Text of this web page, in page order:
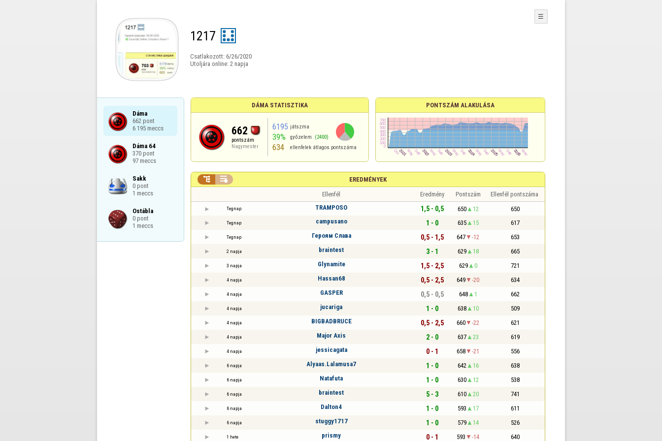
1217
Csatlakozott: 6/26/2020
Utoljára online: 2 napja
☰
Dáma
662 pont
6 195 meccs
Dáma 64
370 pont
97 meccs
Sakk
0 pont
1 meccs
Ostábla
0 pont
1 meccs
DÁMA STATISZTIKA
662
pontszám
Nagymester
6195 játszma
39% győzelem (2400)
634 ellenfelek átlagos pontszáma
PONTSZÁM ALAKULÁSA
EREDMÉNYEK
 
Ellenfél Eredmény Pontszám Ellenfél pontszáma
Tegnap TRAMPOSO 1,5 - 0,5 650 12 650
Tegnap campusano 1 - 0 635 15 617
Tegnap Героям Слава 0,5 - 1,5 647 -12 653
2 napja braintest 3 - 1 629 18 665
3 napja Glynamite 1,5 - 2,5 629 0 721
4 napja Hassan68 0,5 - 2,5 649 -20 634
4 napja GASPER 0,5 - 0,5 648 1 662
4 napja jucariga 1 - 0 638 10 509
4 napja BIGBADBRUCE 0,5 - 2,5 660 -22 621
4 napja Major Axis 2 - 0 637 23 619
4 napja jessicagata 0 - 1 658 -21 556
6 napja Alyaas.Lalamusa7 1 - 0 642 16 638
6 napja Natafuta 1 - 0 630 12 538
6 napja braintest 5 - 3 610 20 741
6 napja Dalton4 1 - 0 593 17 611
6 napja stuggy1717 1 - 0 579 14 526
1 hete prismy 0 - 1 593 -14 640